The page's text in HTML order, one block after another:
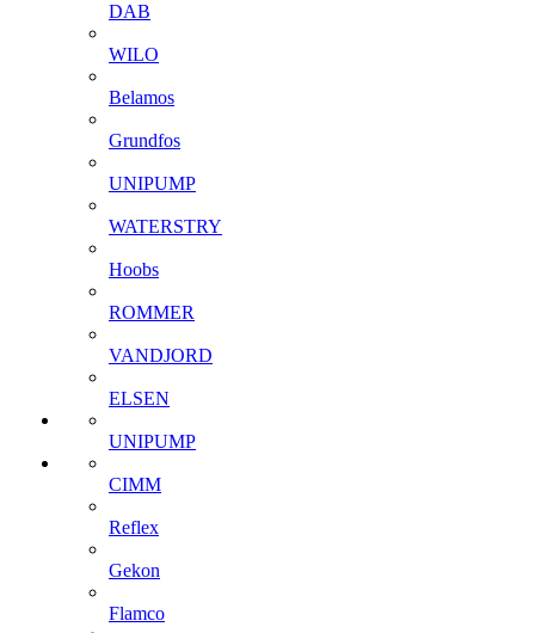
DAB
WILO
Belamos
Grundfos
UNIPUMP
WATERSTRY
Hoobs
ROMMER
VANDJORD
ELSEN
UNIPUMP
CIMM
Reflex
Gekon
Flamco